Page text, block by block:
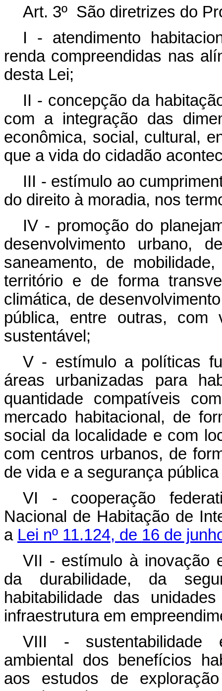
Art. 3º São diretrizes do
I - atendimento
renda compreendidas nas
desta Lei;
II - concepção da
com a integração das
econômica, social, cultural,
que a vida do cidadão
III - estímulo ao
do direito à moradia, nos
IV - promoção do
desenvolvimento urbano,
saneamento, de
território e de forma
climática, de
pública, entre outras, com
sustentável;
V - estímulo a políticas
áreas urbanizadas para
quantidade compatíveis
mercado habitacional, de
social da localidade e com
com centros urbanos, de
de vida e a segurança
VI - cooperação
Nacional de Habitação de
a Lei nº 11.124, de 16 de
VII - estímulo à inovação
da durabilidade, da
habitabilidade das
infraestrutura em
VIII - sustentabilidade
ambiental dos benefícios
aos estudos de